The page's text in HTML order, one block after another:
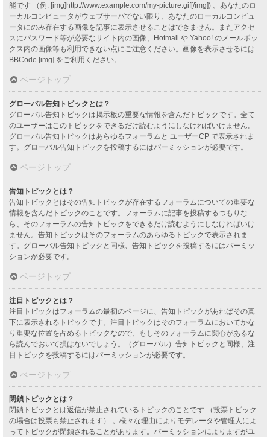
能です （例: [img]http://www.example.com/my-picture.gif[/img]) 。あなたのロ
ーカルコンピュータがウェブサーバでない限り、あなたのローカルコンピュ
ータにのみ存在する画像を記事に表示させることはできません。またアクセ
スにパスワード等が必要なサイト内の画像、Hotmail や Yahoo! のメールボッ
クス内の画像等も利用できない点にご注意ください。画像を表示させるには
BBCode [img] をご利用ください。
ページトップ
グローバル告知トピックとは？
グローバル告知トピックは掲示板の重要な情報を含んだトピックです。全て
のユーザーはこのトピックをできるだけ読むようにしなければいけません。
グローバル告知トピックはあらゆるフォーラムと ユーザーCP で表示されま
す。グローバル告知トピックを投稿するにはパーミッションが必要です。
ページトップ
告知トピックとは？
告知トピックとはその告知トピックが存在するフォーラムについての重要な
情報を含んだトピックのことです。フォーラムに記事を投稿するつもりな
ら、そのフォーラムの告知トピックをできるだけ読むようにしなければいけ
ません。告知トピックはそのフォーラムのあらゆるトピックで表示されま
す。グローバル告知トピックと同様、告知トピックを投稿するにはパーミッ
ションが必要です。
ページトップ
注目トピックとは？
注目トピックはフォーラムの最初のページに、告知トピックがあればその真
下に表示されるトピックです。注目トピックはそのフォーラムにおいてかな
り重要な位置を占めるトピックなので、もしそのフォーラムに関心があるな
ら読んでおいて損はないでしょう。（グローバル）告知トピックと同様、注
目トピックを投稿するにはパーミッションが必要です。
ページトップ
閉鎖トピックとは？
閉鎖トピックとは返信が禁止されているトピックのことです （投票トピック
の場合は投票も禁止されます） 。様々な理由によりモデレータや管理人によ
ってトピックが閉鎖されることがあります。パーミッションによりますがユ